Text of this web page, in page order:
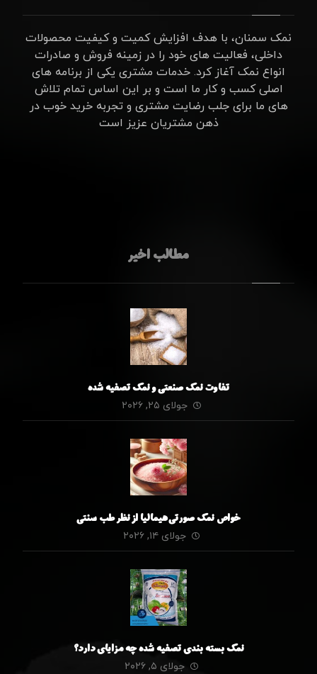
نمک سمنان، با هدف افزایش کمیت و کیفیت محصولات
داخلی، فعالیت های خود را در زمینه فروش و صادرات
انواع نمک آغاز کرد. خدمات مشتری یکی از برنامه های
اصلی کسب و کار ما است و بر این اساس تمام تلاش
های ما برای جلب رضایت مشتری و تجربه خرید خوب در
ذهن مشتریان عزیز است
مطالب اخیر
تفاوت نمک صنعتی و نمک تصفیه شده
جولای ۲۵, ۲۰۲۶
خواص نمک صورتی هیمالیا از نظر طب سنتی
جولای ۱۴, ۲۰۲۶
نمک بسته بندی تصفیه شده چه مزایای دارد؟
جولای ۵, ۲۰۲۶